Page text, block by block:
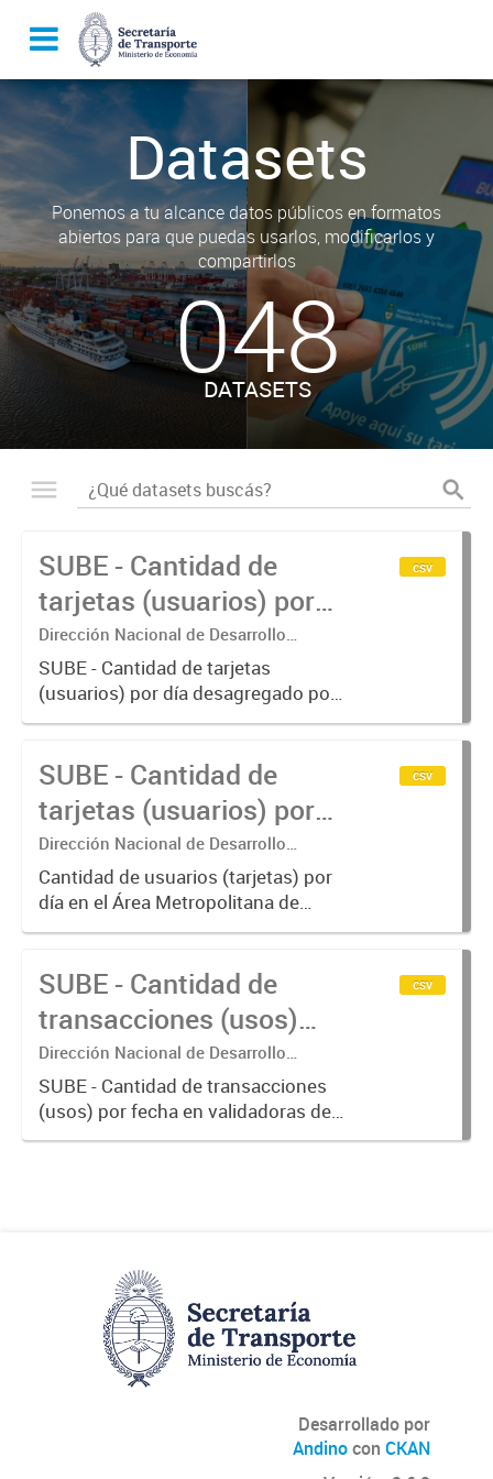
Datasets
Ponemos a tu alcance datos públicos en formatos
abiertos para que puedas usarlos, modificarlos y
compartirlos
048
DATASETS
SUBE - Cantidad de
tarjetas (usuarios) por
día.
Dirección Nacional de Desarrollo
Tecnológico - Ministerio de Transporte.
SUBE - Cantidad de tarjetas
(usuarios) por día desagregado por
modo de transporte.
csv
SUBE - Cantidad de
tarjetas (usuarios) por
día en AMBA.
Dirección Nacional de Desarrollo
Tecnológico - Ministerio de Transporte.
Cantidad de usuarios (tarjetas) por
día en el Área Metropolitana de
Buenos Aires desagregado por
csv
SUBE - Cantidad de
transacciones (usos)
por fecha
Dirección Nacional de Desarrollo
Tecnológico - Ministerio de Transporte.
SUBE - Cantidad de transacciones
(usos) por fecha en validadoras de
la red SUBE.
csv
Desarrollado por
Andinocon CKAN